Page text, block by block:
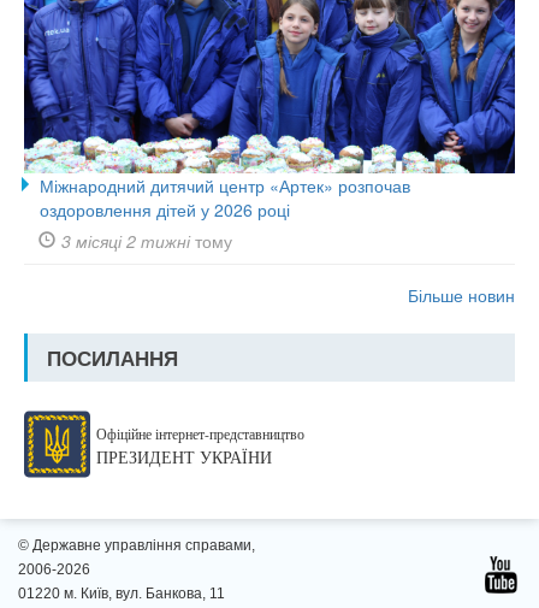
Міжнародний дитячий центр «Артек» розпочав
оздоровлення дітей у 2026 році
3 місяці 2 тижнітому
Більше новин
ПОСИЛАННЯ
Офіційне інтернет-представництво
ПРЕЗИДЕНТ УКРАЇНИ
© Державне управління справами,
2006-2026
01220 м. Київ, вул. Банкова, 11